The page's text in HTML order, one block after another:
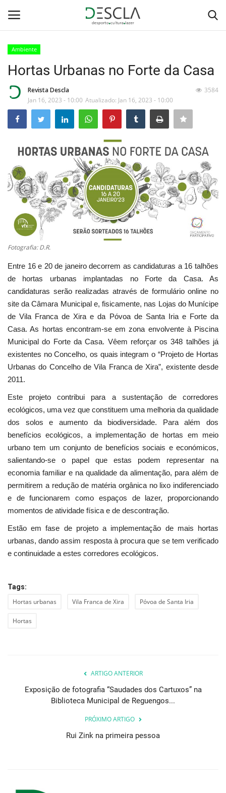
Home
...by Descla
Contactos
Sobre Nós
Educação
Estatuto Editorial
Saúde
Ficha técnica
Cultura
Lazer
Ambiente
Ambiente
Hortas Urbanas no Forte da Casa
Revista Descla
Jan 16, 2023 - 10:00 Atualizado: Jan 16, 2023 - 10:00
3584
Fotografia: D.R.
Entre 16 e 20 de janeiro decorrem as candidaturas a 16 talhões
de hortas urbanas implantadas no Forte da Casa. As
candidaturas serão realizadas através de formulário online no
site da Câmara Municipal e, fisicamente, nas Lojas do Munícipe
de Vila Franca de Xira e da Póvoa de Santa Iria e Forte da
Casa. As hortas encontram-se em zona envolvente à Piscina
Municipal do Forte da Casa. Vêem reforçar os 348 talhões já
existentes no Concelho, os quais integram o “Projeto de Hortas
Urbanas do Concelho de Vila Franca de Xira”, existente desde
2011.
Este projeto contribui para a sustentação de corredores
ecológicos, uma vez que constituem uma melhoria da qualidade
dos solos e aumento da biodiversidade. Para além dos
benefícios ecológicos, a implementação de hortas em meio
urbano tem um conjunto de benefícios sociais e económicos,
salientando-se o papel que estas podem representar na
economia familiar e na qualidade da alimentação, para além de
permitirem a redução de matéria orgânica no lixo indiferenciado
e de funcionarem como espaços de lazer, proporcionando
momentos de atividade física e de descontração.
Estão em fase de projeto a implementação de mais hortas
urbanas, dando assim resposta à procura que se tem verificado
e continuidade a estes corredores ecológicos.
Tags:
Hortas urbanas Vila Franca de Xira Póvoa de Santa Iria
Hortas
ARTIGO ANTERIOR
Exposição de fotografia “Saudades dos Cartuxos” na
Biblioteca Municipal de Reguengos...
PRÓXIMO ARTIGO
Rui Zink na primeira pessoa